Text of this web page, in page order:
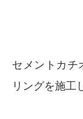
セメントカチ
リングを施工